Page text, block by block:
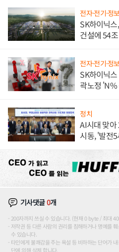
전자·전기·정
SK하이닉
건설에 54
전자·전기·정
SK하이닉
곽노정 'N%
정치
AI시대 맞아
시동, '발전5
기사댓글0개
200자까지 쓰실 수 있습니다. (현재 0 byte / 최대
저작권 등 다른 사람의 권리를 침해하거나 명예를
수 있습니다.
타인에게 불쾌감을 주는 욕설 등 비하하는 단어가
단에 의해 삭제 합니다.